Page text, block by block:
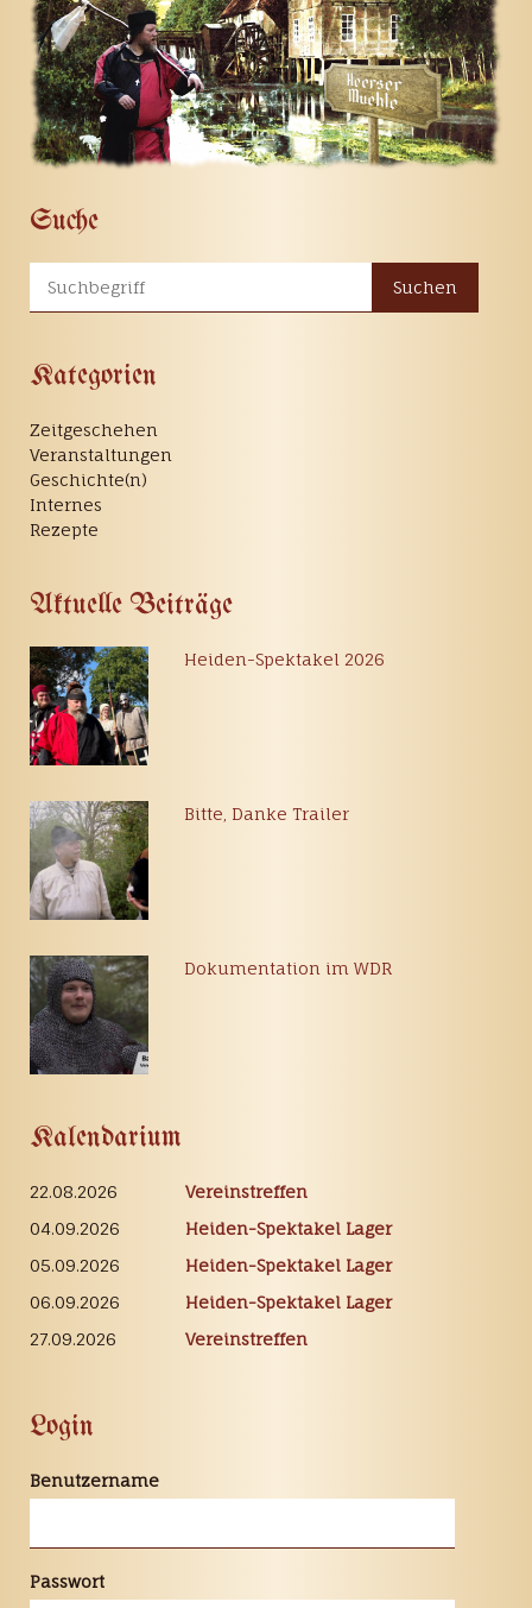
Suche
Suchen
Kategorien
Zeitgeschehen
Veranstaltungen
Geschichte(n)
Internes
Rezepte
Aktuelle Beiträge
Heiden-Spektakel 2026
Bitte, Danke Trailer
Dokumentation im WDR
Kalendarium
22.08.2026
Vereinstreffen
04.09.2026
Heiden-Spektakel Lager
05.09.2026
Heiden-Spektakel Lager
06.09.2026
Heiden-Spektakel Lager
27.09.2026
Vereinstreffen
Login
Benutzername
Passwort